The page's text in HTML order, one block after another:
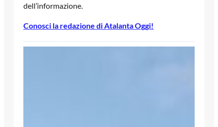
dell’informazione.
Conosci la redazione di Atalanta Oggi!